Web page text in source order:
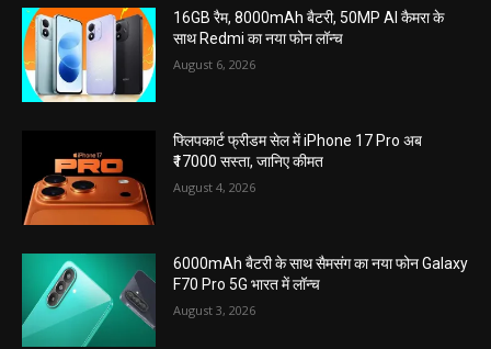
16GB रैम, 8000mAh बैटरी, 50MP AI कैमरा के
साथ Redmi का नया फोन लॉन्च
August 6, 2026
फ्लिपकार्ट फ्रीडम सेल में iPhone 17 Pro अब
₹17000 सस्ता, जानिए कीमत
August 4, 2026
6000mAh बैटरी के साथ सैमसंग का नया फोन Galaxy
F70 Pro 5G भारत में लॉन्च
August 3, 2026